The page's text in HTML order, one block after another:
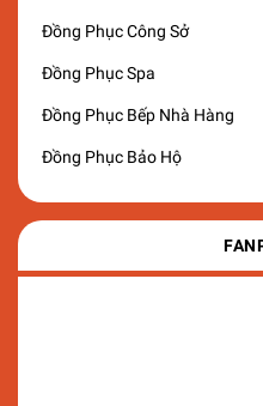
Đồng Phục Công Sở
Đồng Phục Spa
Đồng Phục Bếp Nhà Hàng
Đồng Phục Bảo Hộ